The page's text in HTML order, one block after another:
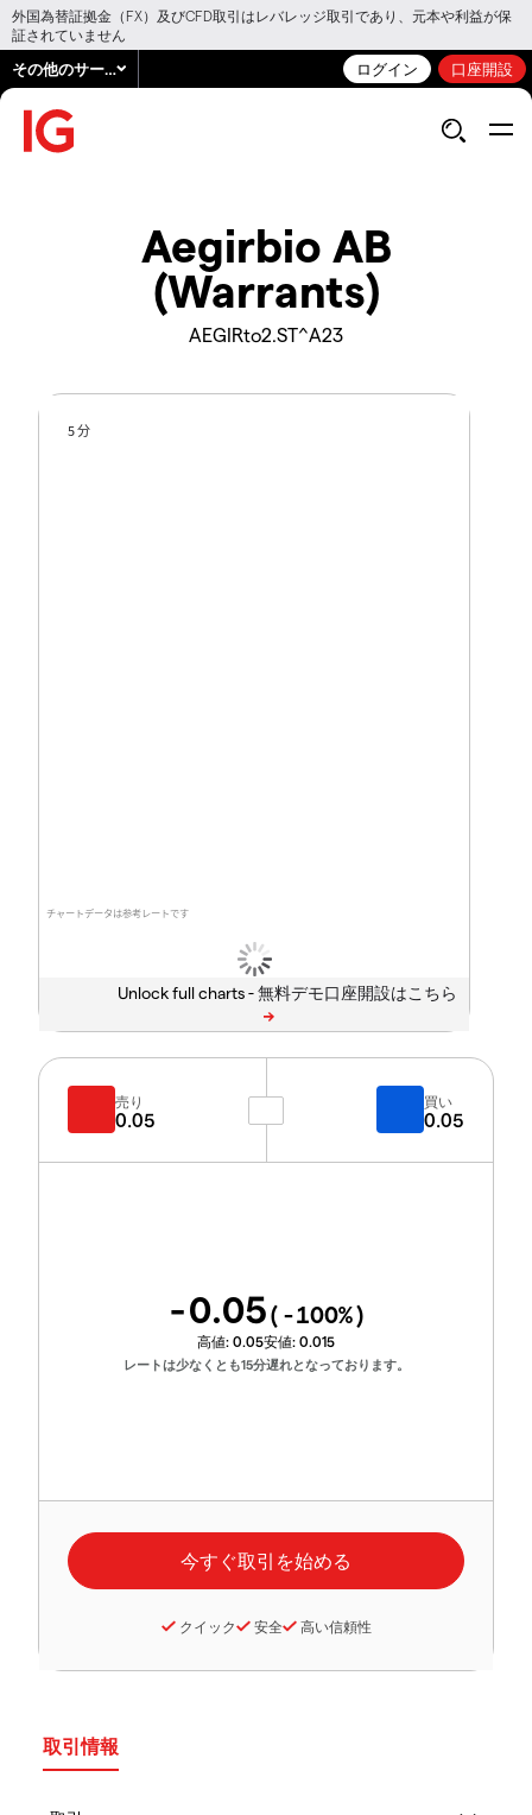
外国為替証拠金（FX）及びCFD取引はレバレッジ取引であり、元本や利益が保
証されていません
その他のサービス ログイン 口座開設
Aegirbio AB
(Warrants)
AEGIRto2.ST^A23
チャートデータは参考レートです
5 分
Unlock full charts -
売り
0.05
買い
0.05
-0.05( -100%)
高値: 0.05安値: 0.015
レートは少なくとも15分遅れとなっております。
クイック 安全 高い信頼性
取引情報